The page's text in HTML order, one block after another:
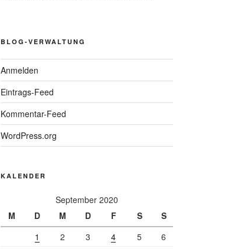
BLOG-VERWALTUNG
Anmelden
Eintrags-Feed
Kommentar-Feed
WordPress.org
KALENDER
September 2020
M
D M D F S
S
1
2 3 4 5
6